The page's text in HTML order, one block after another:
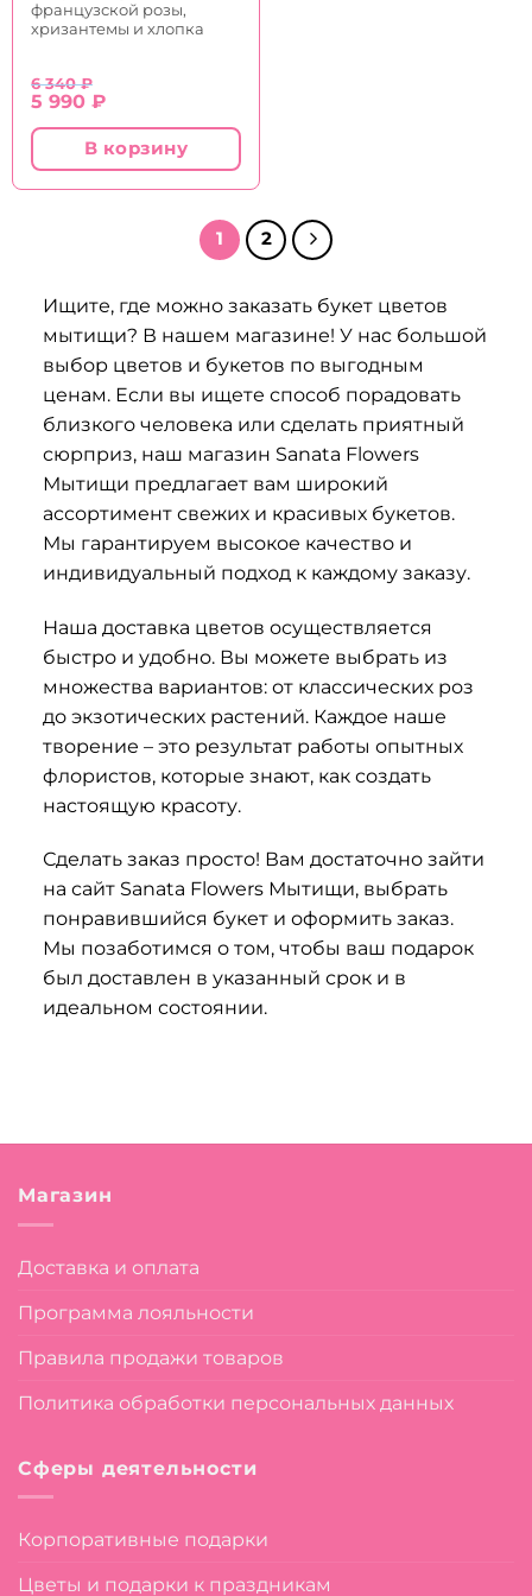
французской розы,
хризантемы и хлопка
6 340₽
Первоначальная
составляла
340 ₽.
5 990 ₽
Текущая
5
990 ₽.В корзину
1 2
Ищите, где можно заказать букет цветов
мытищи? В нашем магазине! У нас большой
выбор цветов и букетов по выгодным
ценам. Если вы ищете способ порадовать
близкого человека или сделать приятный
сюрприз, наш магазин Sanata Flowers
Мытищи предлагает вам широкий
ассортимент свежих и красивых букетов.
Мы гарантируем высокое качество и
индивидуальный подход к каждому заказу.
Наша доставка цветов осуществляется
быстро и удобно. Вы можете выбрать из
множества вариантов: от классических роз
до экзотических растений. Каждое наше
творение – это результат работы опытных
флористов, которые знают, как создать
настоящую красоту.
Сделать заказ просто! Вам достаточно зайти
на сайт Sanata Flowers Мытищи, выбрать
понравившийся букет и оформить заказ.
Мы позаботимся о том, чтобы ваш подарок
был доставлен в указанный срок и в
идеальном состоянии.
Магазин
Доставка и оплата
Программа лояльности
Правила продажи товаров
Политика обработки персональных данных
Сферы деятельности
Корпоративные подарки
Цветы и подарки к праздникам